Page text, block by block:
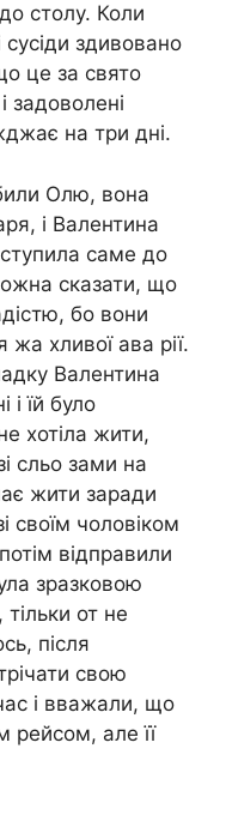
столу. Коли
здивовано
це за свято
задоволені
на три дні.
Олю, вона
і Валентина
саме до
сказати, що
бо вони
жа хливої ава рії.
Валентина
і їй було
хотіла жити,
сльо зами на
жити заради
своїм чоловіком
відправили
зразковою
от не
після
свою
і вважали, що
рейсом, але її